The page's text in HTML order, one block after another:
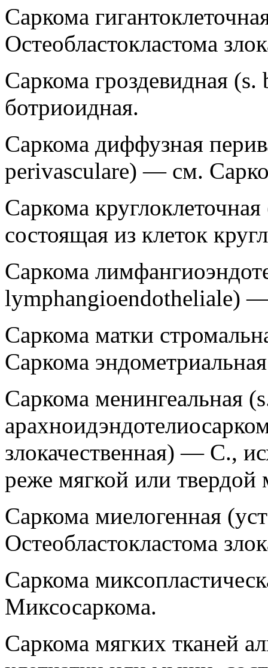
Саркома
Остеобластокластома
Саркома гроздевидная
ботриоидная.
Саркома диффузная
perivasculare) — см.
Саркома
состоящая из клеток
Саркома
lymphangioendotheliale)
Саркома матки
Саркома
Саркома менингеальная
злокачественная) — С.,
реже мягкой или твердой
Саркома миелогенная
Остеобластокластома
Саркома
Миксосаркома.
Саркома мягких тканей